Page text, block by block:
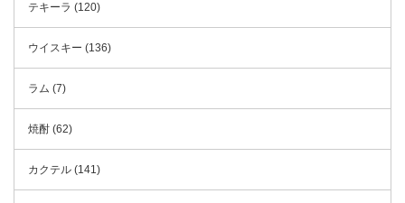
テキーラ (120)
ウイスキー (136)
ラム (7)
焼酎 (62)
カクテル (141)